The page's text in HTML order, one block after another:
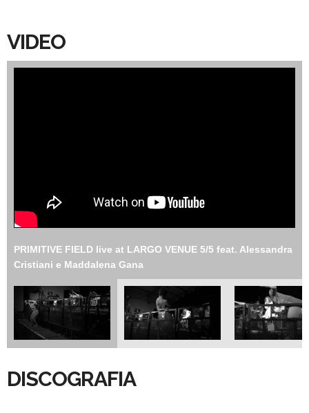
VIDEO
PRIMITIVE FIELD live at LARGO VENUE 5/5 feat. Alessandra
Cristiani e Maddalena Gana
DISCOGRAFIA